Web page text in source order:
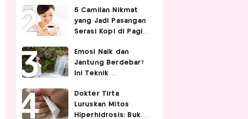
Cek 5 Faktanya
5 Camilan Nikmat
yang Jadi Pasangan
Serasi Kopi di Pagi
Emosi Naik dan
Jantung Berdebar?
Ini Teknik
Bisa Bantu Tubuh
Lebih Tenang
Dokter Tirta
Luruskan Mitos
Hiperhidrosis: Bukan